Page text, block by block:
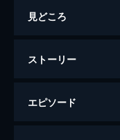
見どころ
ストーリー
エピソード